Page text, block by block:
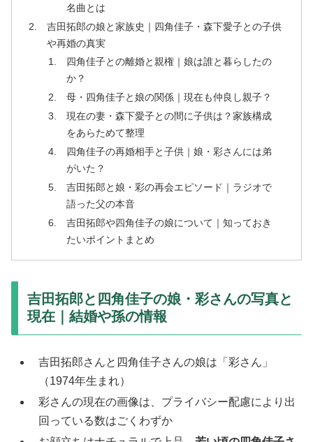
名曲とは
吉田拓郎の娘と家族史｜四角佳子・森下愛子との子供
や再婚の真実
四角佳子との離婚と親権｜娘は誰と暮らしたの
か？
母・四角佳子と娘の関係｜現在も仲良し親子？
現在の妻・森下愛子との間に子供は？家族構成
をあらためて整理
四角佳子の再婚相手と子供｜娘・彩さんには弟
がいた？
吉田拓郎と娘・彩の再会エピソード｜ラジオで
語った父の本音
吉田拓郎や四角佳子の娘について｜知っておき
たいポイントまとめ
吉田拓郎と四角佳子の娘・彩さんの写真と
現在｜結婚や孫の情報
吉田拓郎さんと四角佳子さんの娘は「彩さん」
（1974年生まれ）
彩さんの現在の画像は、プライバシー配慮により出
回っている数はごくわずか